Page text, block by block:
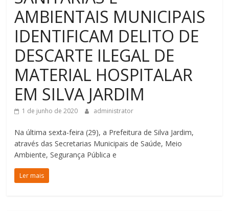
AMBIENTAIS MUNICIPAIS
IDENTIFICAM DELITO DE
DESCARTE ILEGAL DE
MATERIAL HOSPITALAR
EM SILVA JARDIM
1 de junho de 2020 administrator
Na última sexta-feira (29), a Prefeitura de Silva Jardim,
através das Secretarias Municipais de Saúde, Meio
Ambiente, Segurança Pública e
Ler mais